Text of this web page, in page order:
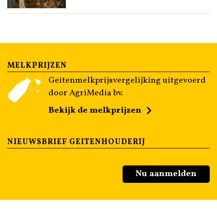
MELKPRIJZEN
Geitenmelkprijsvergelijking uitgevoerd
door AgriMedia bv.
Bekijk de melkprijzen
NIEUWSBRIEF GEITENHOUDERIJ
Nu aanmelden